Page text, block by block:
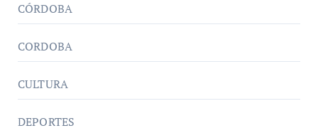
CÓRDOBA
CORDOBA
CULTURA
DEPORTES